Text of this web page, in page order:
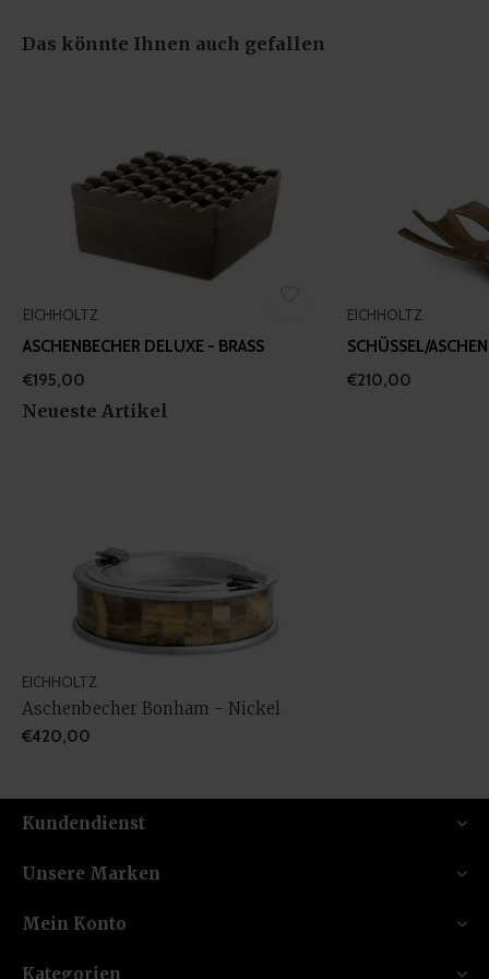
Das könnte Ihnen auch gefallen
EICHHOLTZ
ASCHENBECHER DELUXE - BRASS
€195,00
EICHHOLTZ
SCHÜSSEL/
€210,00
Neueste Artikel
EICHHOLTZ
Aschenbecher Bonham - Nickel
€420,00
Kundendienst
Unsere Marken
Mein Konto
Kategorien